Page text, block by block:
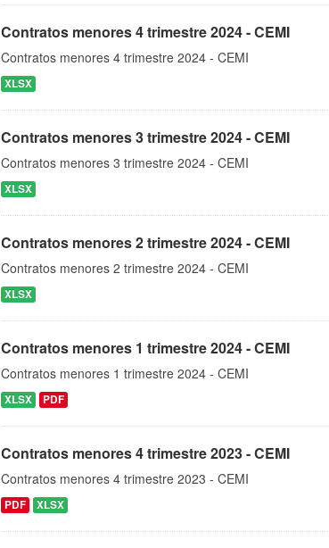
Contratos menores 4 trimestre 2024 - CEMI
Contratos menores 4 trimestre 2024 - CEMI
XLSX
Contratos menores 3 trimestre 2024 - CEMI
Contratos menores 3 trimestre 2024 - CEMI
XLSX
Contratos menores 2 trimestre 2024 - CEMI
Contratos menores 2 trimestre 2024 - CEMI
XLSX
Contratos menores 1 trimestre 2024 - CEMI
Contratos menores 1 trimestre 2024 - CEMI
XLSX PDF
Contratos menores 4 trimestre 2023 - CEMI
Contratos menores 4 trimestre 2023 - CEMI
PDF XLSX